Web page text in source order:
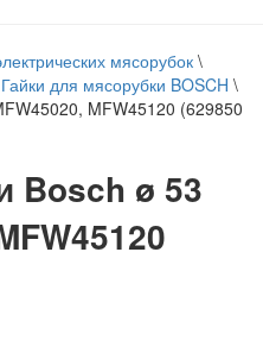
мясорубок \
Гайки для мясорубки BOSCH \
MFW45120 (629850
Bosch ø 53